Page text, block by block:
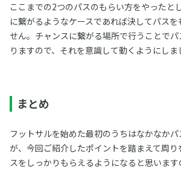
ここまでの2つのパスのもらい方をやったと
に繋がるようなケースであれば決してパス
せん。チャンスに繋がる場所で行うことで
りますので、それを意識して動くようにしま
まとめ
フットサルを始めた最初のうちはなかなか
が、今回ご紹介したポイントを踏まえて周
スをしっかりもらえるようになると思いま